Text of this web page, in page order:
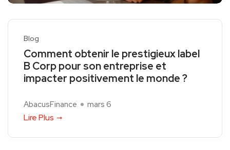
Blog
Comment obtenir le prestigieux label
B Corp pour son entreprise et
impacter positivement le monde ?
AbacusFinance mars 6
Lire Plus